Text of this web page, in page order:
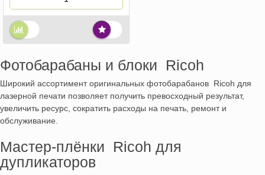
Фотобарабаны и блоки Ricoh
Широкий ассортимент оригинальных фотобарабанов Ricoh для
лазерной печати позволяет получить превосходный результат,
увеличить ресурс, сократить расходы на печать, ремонт и
обслуживание.
Мастер-плёнки Ricoh для
дупликаторов